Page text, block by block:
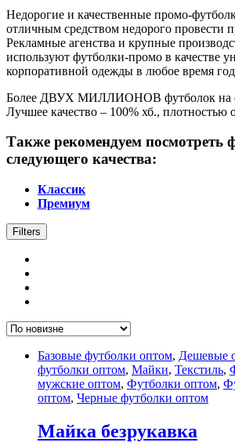
Недорогие и качественные промо-
отличным средством недорого провести
Рекламные агенства и крупные
используют футболки-промо в качестве
корпоративной одежды в любое время
Более ДВУХ МИЛЛИОНОВ футболок на
Лучшее качество – 100% хб., плотностью
Также рекомендуем посмотреть
следующего качества:
Классик
Премиум
Filters
Базовые футболки оптом, Дешевые
футболки оптом, Майки, Текстиль,
мужские оптом, Футболки оптом,
оптом, Черные футболки оптом
Майка безрукавка